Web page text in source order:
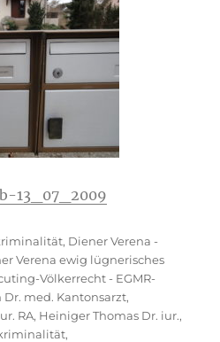
13_07_2009
, Diener Verena -
Verena ewig lügnerisches
Völkerrecht - EGMR-
med. Kantonsarzt,
RA, Heiniger Thomas Dr. iur.,
,